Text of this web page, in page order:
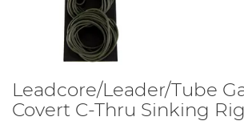
Leadcore/Leader/Tube
Covert C-Thru Sinking